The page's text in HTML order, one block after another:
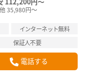
35,980円～
インターネット無料
保証人不要
電話する